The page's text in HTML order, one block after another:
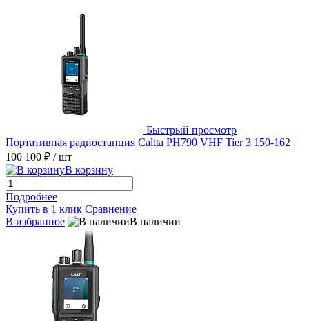
Быстрый просмотр
Портативная радиостанция Caltta PH790 VHF Tier 3 150-162
100 100 ₽ / шт
В корзину
Подробнее
Купить в 1 клик Сравнение
В избранное
В наличии